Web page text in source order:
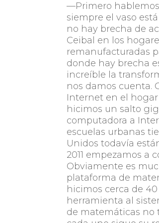
—Primero
siempre el vaso
no hay brecha de
Ceibal en los
remanufacturadas
donde hay brecha
increíble la
nos damos cuenta.
Internet en el hogar
hicimos un salto
computadora a
escuelas urbanas
Unidos todavía
2011 empezamos a
Obviamente es
plataforma de
hicimos cerca de
herramienta al
de matemáticas no